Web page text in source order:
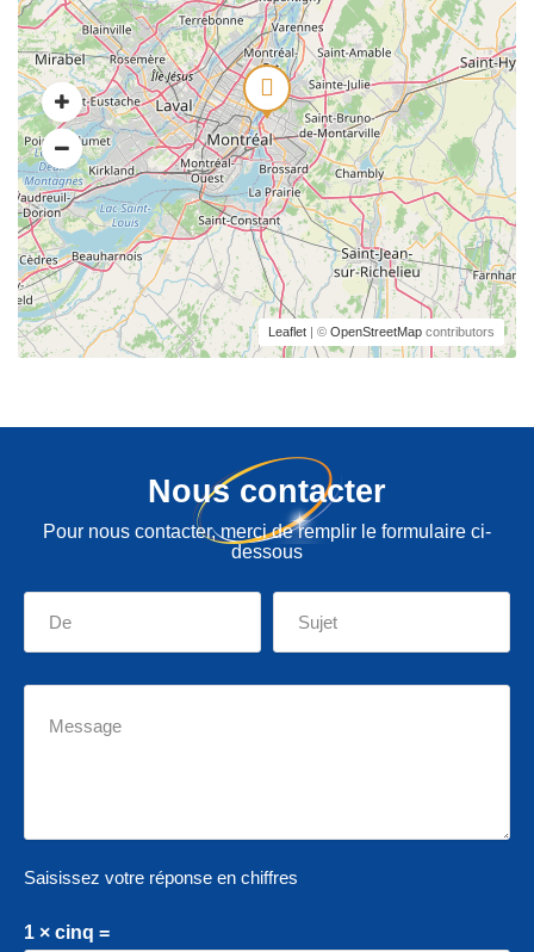
Leaflet | © OpenStreetMap contributors
Nous contacter
Pour nous contacter, merci de remplir le formulaire ci-
dessous
Saisissez votre réponse en chiffres
1 × cinq =